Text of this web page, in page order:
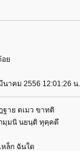
อ
นาคม 2556 12:01:26 น.
าย ตเมว ขาทติ
มฺมนิ นยนฺติ ทุคฺคตึ
หล็ก ฉันใด